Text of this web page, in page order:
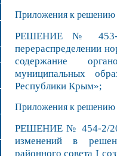
Приложения к решению
РЕШЕНИЕ № 453-
перераспределении
содержание
муниципальных
Республики Крым»;
Приложения к решению
РЕШЕНИЕ № 454-2/20
изменений в
районного совета І